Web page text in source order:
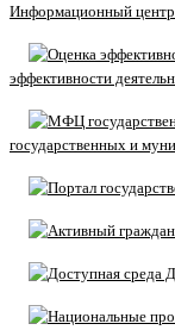
Информационный центр
эффективности
государственных и